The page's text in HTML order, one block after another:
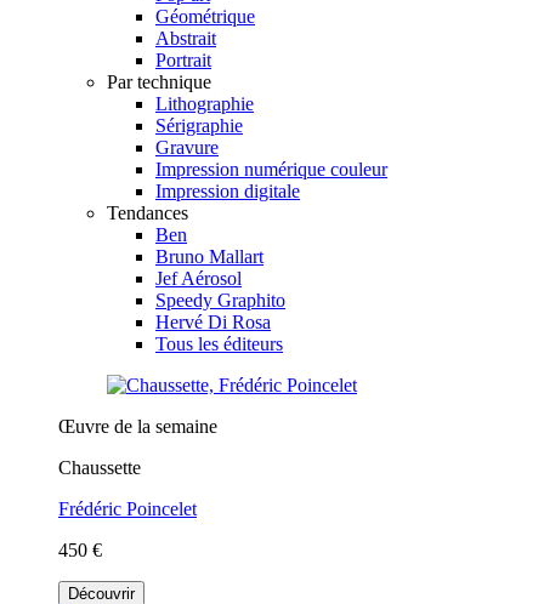
Géométrique
Abstrait
Portrait
Par technique
Lithographie
Sérigraphie
Gravure
Impression numérique couleur
Impression digitale
Tendances
Ben
Bruno Mallart
Jef Aérosol
Speedy Graphito
Hervé Di Rosa
Tous les éditeurs
Œuvre de la semaine
Chaussette
Frédéric Poincelet
450 €
Découvrir